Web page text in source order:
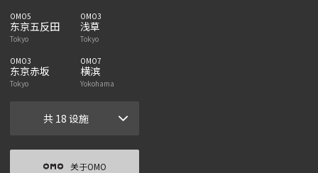
OMO5
东京五反田
Tokyo
OMO3
浅草
Tokyo
OMO3
东京赤坂
Tokyo
OMO7
横滨
Yokohama
共 18 设施
关于OMO